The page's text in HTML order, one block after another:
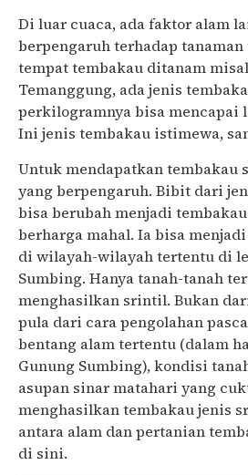
Di luar cuaca, ada faktor alam
berpengaruh terhadap tanaman
tempat tembakau ditanam
Temanggung, ada jenis
perkilogramnya bisa mencapai
Ini jenis tembakau istimewa,
Untuk mendapatkan
yang berpengaruh. Bibit dari
bisa berubah menjadi
berharga mahal. Ia bisa
di wilayah-wilayah tertentu di
Sumbing. Hanya tanah-tanah
menghasilkan srintil. Bukan
pula dari cara pengolahan
bentang alam tertentu (dalam
Gunung Sumbing), kondisi
asupan sinar matahari yang
menghasilkan tembakau jenis
antara alam dan pertanian
di sini.